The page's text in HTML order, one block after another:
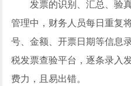
发票的识别、汇总、验真
管理中，财务人员每日重复
号、金额、开票日期等信息
税发票查验平台，逐条录入
费力，且易出错。